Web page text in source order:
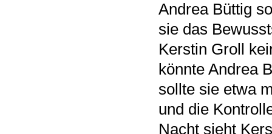
Andrea Büttig
sie das
Kerstin Groll
könnte Andrea
sollte sie etwa
und die
Nacht sieht